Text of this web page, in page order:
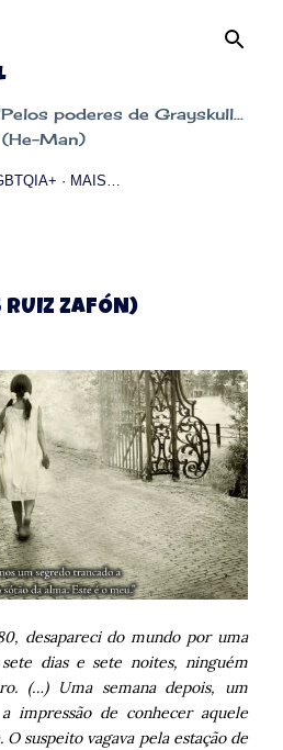
poderes de Grayskull...
(He-Man)
MAIS…
RUIZ ZAFÓN)
desapareci do mundo por uma
dias e sete noites, ninguém
(…) Uma semana depois, um
impressão de conhecer aquele
suspeito vagava pela estação de